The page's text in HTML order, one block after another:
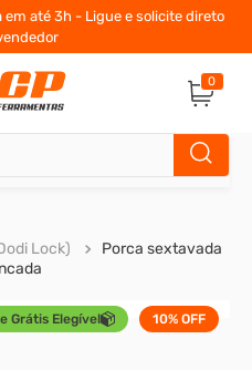
em até 3h - Ligue e solicite direto
0
Lock)
Porca sextavada
Grátis Elegível 10% OFF